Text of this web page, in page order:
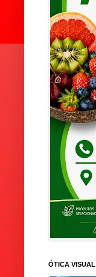
ÓTICA VISUAL